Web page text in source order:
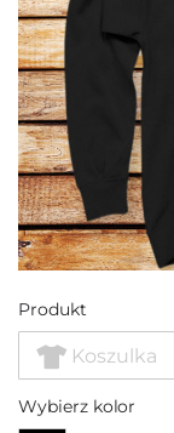
Produkt
Koszulka
Wybierz kolor